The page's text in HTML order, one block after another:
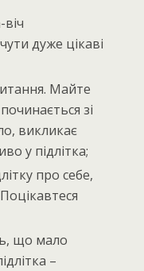
дуже цікаві
Майте
зі
викликає
у підлітка;
про себе,
що мало
–